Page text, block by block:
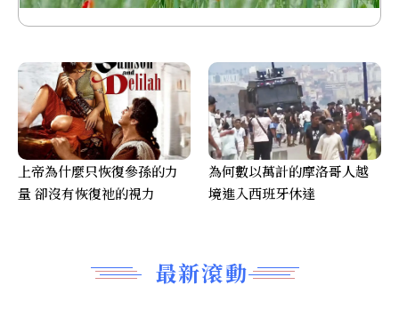
最新滾動
上帝為什麼只恢復參孫的力
量 卻沒有恢復祂的視力
為何數以萬計的摩洛哥人越
境進入西班牙休達